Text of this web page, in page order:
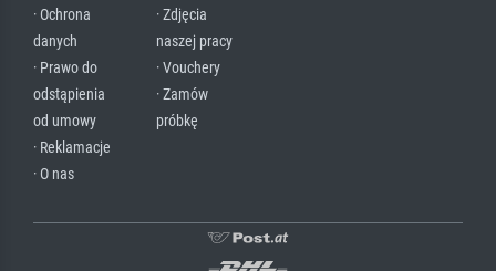
· Ochrona
danych
· Prawo do
odstąpienia
od umowy
· Reklamacje
· O nas
· Zdjęcia
naszej pracy
· Vouchery
· Zamów
próbkę